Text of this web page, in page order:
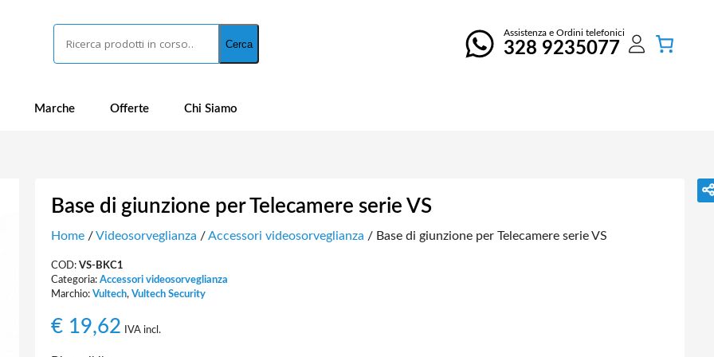
Cerca
Assistenza e Ordini telefonici
328 9235077
Marche Offerte Chi Siamo
Base di giunzione per Telecamere serie VS
Home/Videosorveglianza /Accessori videosorveglianza / Base di giunzione per Telecamere serie VS
COD: VS-BKC1
Categoria: Accessori videosorveglianza
Marchio: Vultech, Vultech Security
€19,62 IVA incl.